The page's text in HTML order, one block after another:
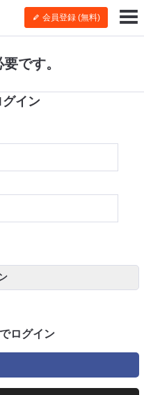
会員登録 (無料)
です。
イン
ログイン